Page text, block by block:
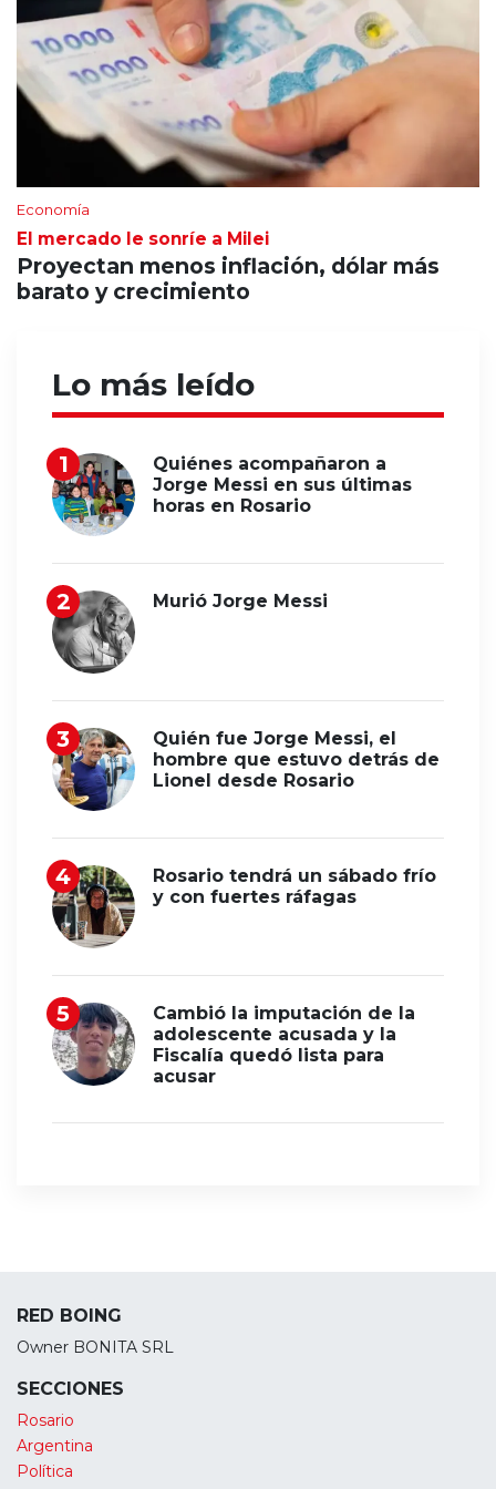
Economía
El mercado le sonríe a Milei
Proyectan menos inflación, dólar más
barato y crecimiento
Lo más leído
Quiénes acompañaron a
Jorge Messi en sus últimas
horas en Rosario
Murió Jorge Messi
Quién fue Jorge Messi, el
hombre que estuvo detrás de
Lionel desde Rosario
Rosario tendrá un sábado frío
y con fuertes ráfagas
Cambió la imputación de la
adolescente acusada y la
Fiscalía quedó lista para
acusar
RED BOING
Owner BONITA SRL
SECCIONES
Rosario
Argentina
Política